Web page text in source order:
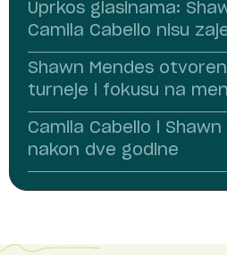
Uprkos glasinama:
Camila Cabello nisu
Shawn Mendes
turneje i fokusu na
Camila Cabello i
nakon dve godine